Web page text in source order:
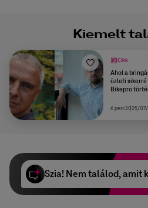
Kiemelt
Cikk
Ahol a
üzleti
Bikepro
6 perc2025/07/
Szia! Nem találod, amit